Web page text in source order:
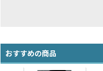
おすすめの商品